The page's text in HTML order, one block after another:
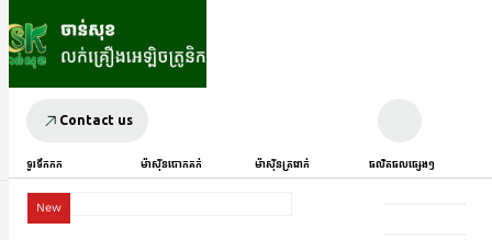
Contact us
ទូរទឹកកក ម៉ាស៊ីនបោកគក់ ម៉ាស៊ីនត្រជាក់ ផលិតផលផ្សេងៗ
New